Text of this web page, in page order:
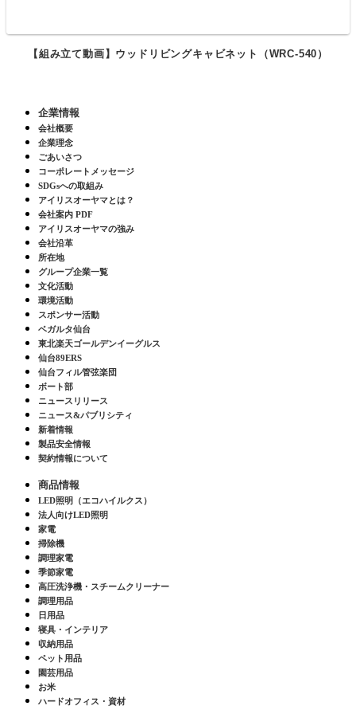
【組み立て動画】ウッドリビングキャビネット（WRC-540）
企業情報
会社概要
企業理念
ごあいさつ
コーポレートメッセージ
SDGsへの取組み
アイリスオーヤマとは？
会社案内 PDF
アイリスオーヤマの強み
会社沿革
所在地
グループ企業一覧
文化活動
環境活動
スポンサー活動
ベガルタ仙台
東北楽天ゴールデンイーグルス
仙台89ERS
仙台フィル管弦楽団
ボート部
ニュースリリース
ニュース&パブリシティ
新着情報
製品安全情報
契約情報について
商品情報
LED照明（エコハイルクス）
法人向けLED照明
家電
掃除機
調理家電
季節家電
高圧洗浄機・スチームクリーナー
調理用品
日用品
寝具・インテリア
収納用品
ペット用品
園芸用品
お米
ハードオフィス・資材